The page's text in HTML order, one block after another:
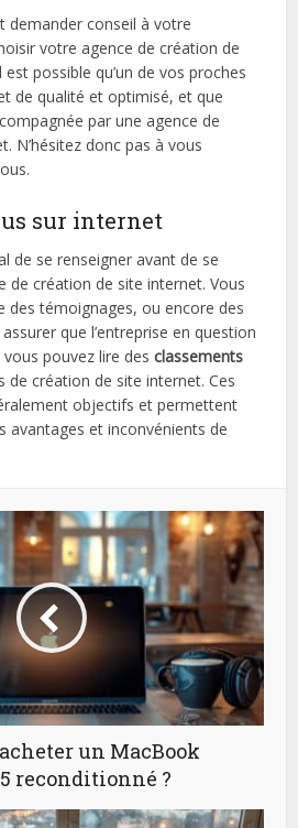
demander conseil à votre
votre agence de création de
possible qu’un de vos proches
de qualité et optimisé, et que
par une agence de
N’hésitez donc pas à vous
sur internet
de se renseigner avant de se
de création de site internet. Vous
des témoignages, ou encore des
que l’entreprise en question
pouvez lire desclassements
de création de site internet. Ces
objectifs et permettent
avantages et inconvénients de
un MacBook
reconditionné ?